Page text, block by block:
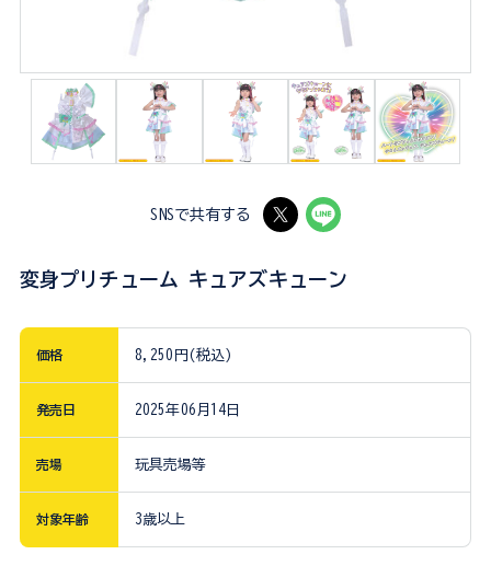
SNSで共有する
変身プリチューム キュアズキューン
価格 8,250円(税込)
発売日 2025年06月14日
売場 玩具売場等
対象年齢 3歳以上